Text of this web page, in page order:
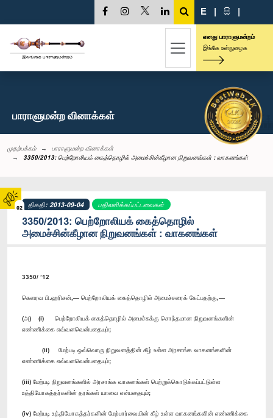
02
E | සි |
எனது பாராளுமன்றம்
இங்கே உள்நுழைக
பாராளுமன்ற வினாக்கள்
முதற்பக்கம்
பாராளுமன்ற வினாக்கள்
3350/2013: பெற்றோலியக் கைத்தொழில் அமைச்சின்கீழான நிறுவனங்கள் : வாகனங்கள்
திகதி: 2013-09-04 பதிலளிக்கப்பட்டவைகள்
3350/2013: பெற்றோலியக் கைத்தொழில்
அமைச்சின்கீழான நிறுவனங்கள் : வாகனங்கள்
3350/ ’12
கெளரவ பி.ஹரிசன்,— பெற்றோலியக் கைத்தொழில் அமைச்சரைக் கேட்பதற்கு,—
(அ) (i) பெற்றோலியக் கைத்தொழில் அமைச்சுக்கு சொந்தமான நிறுவனங்களின்
எண்ணிக்கை எவ்வளவென்பதையும்;
(ii) மேற்படி ஒவ்வொரு நிறுவனத்தின் கீழ் உள்ள அரசாங்க வாகனங்களின்
எண்ணிக்கை எவ்வளவென்பதையும்;
(iii) மேற்படி நிறுவனங்களில் அரசாங்க வாகனங்கள் பெற்றுக்கொடுக்கப்பட்டுள்ள
உத்தியோகத்தர்களின் தரங்கள் யாவை என்பதையும்;
(iv) மேற்படி உத்தியோகத்தர்களின் மேற்பார்வையின் கீழ் உள்ள வாகனங்களின் எண்ணிக்கை